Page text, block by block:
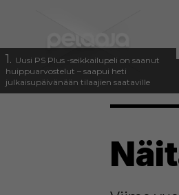
1. Uusi PS Plus -seikkailupeli on saanut
huippuarvostelut – saapui heti
julkaisupäivänään tilaajien saataville